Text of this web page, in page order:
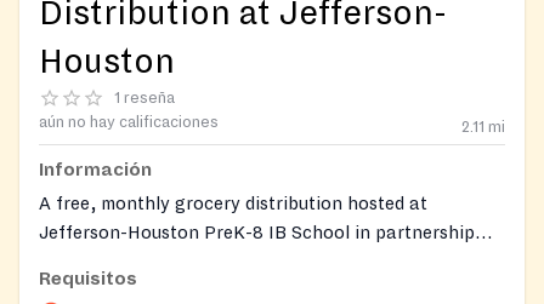
Distribution at Jefferson-
Houston
1 reseña
aún no hay calificaciones
2.11 mi
Información
A free, monthly grocery distribution hosted at
Jefferson-Houston PreK-8 IB School in partnership
Bank. The program distributes bags of groceries
Requisitos